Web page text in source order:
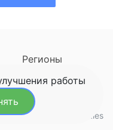
Регионы
вопрос
Cookies
работы